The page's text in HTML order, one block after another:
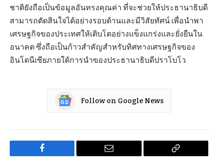
ชาติยังถือเป็นข้อมูลอันทรงคุณค่า ที่จะช่วยให้ประธานาธิบดี
สามารถตัดสินใจได้อย่างรอบด้านและมีวิสัยทัศน์ เพื่อนำพา
เศรษฐกิจของประเทศให้เติบโตอย่างแข็งแกร่งและยั่งยืนใน
อนาคต ซึ่งถือเป็นก้าวสำคัญสำหรับทิศทางเศรษฐกิจของ
อินโดนีเซียภายใต้การนำของประธานาธิบดีปราโบโว
Follow on Google News
Facebook Email
Copy